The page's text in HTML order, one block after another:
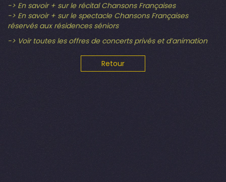
-> En savoir + sur le récital Chansons Françaises
-> En savoir + sur le spectacle Chansons Françaises
réservés aux résidences séniors
-> Voir toutes les offres de concerts privés et d’animation
Retour